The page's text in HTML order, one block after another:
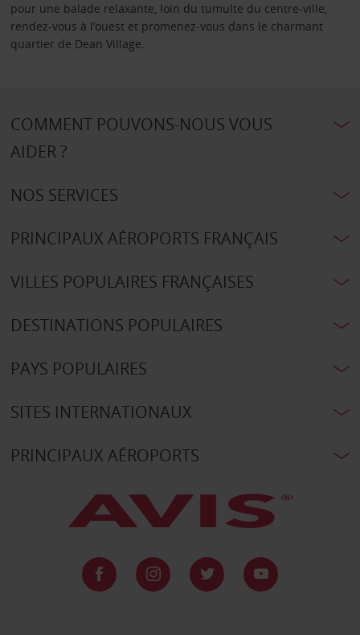
pour une balade relaxante, loin du tumulte du centre-ville,
rendez-vous à l’ouest et promenez-vous dans le charmant
quartier de Dean Village.
COMMENT POUVONS-NOUS VOUS
AIDER ?
NOS SERVICES
PRINCIPAUX AÉROPORTS FRANÇAIS
VILLES POPULAIRES FRANÇAISES
DESTINATIONS POPULAIRES
PAYS POPULAIRES
SITES INTERNATIONAUX
PRINCIPAUX AÉROPORTS